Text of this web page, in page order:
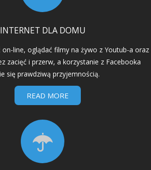
INTERNET DLA DOMU
line, oglądać filmy na żywo z Youtub-a oraz
zacięć i przerw, a korzystanie z Facebooka
się prawdziwą przyjemnością.
READ MORE